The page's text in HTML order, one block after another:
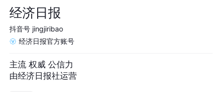
经济日报
抖音号 jingjiribao
经济日报官方账号
主流 权威 公信力
由经济日报社运营